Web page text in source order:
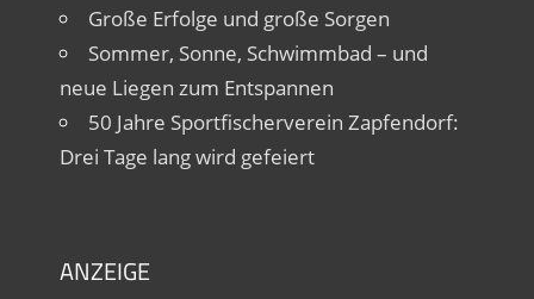
Große Erfolge und große Sorgen
Sommer, Sonne, Schwimmbad – und
neue Liegen zum Entspannen
50 Jahre Sportfischerverein Zapfendorf:
Drei Tage lang wird gefeiert
ANZEIGE